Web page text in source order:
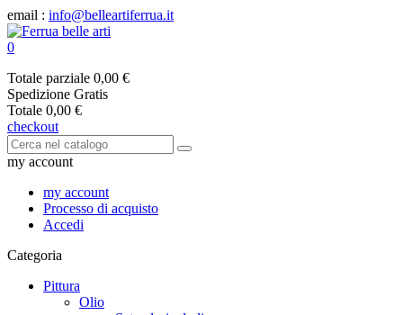
email : info@belleartiferrua.it
0
Totale parziale 0,00 €
Spedizione Gratis
Totale 0,00 €
checkout
my account
my account
Processo di acquisto
Accedi
Categoria
Pittura
Olio